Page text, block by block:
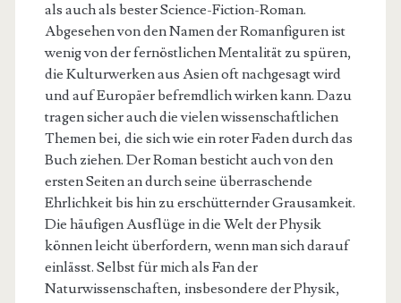
als auch als bester Science-Fiction-Roman.
Abgesehen von den Namen der Romanfiguren ist
wenig von der fernöstlichen Mentalität zu spüren,
die Kulturwerken aus Asien oft nachgesagt wird
und auf Europäer befremdlich wirken kann. Dazu
tragen sicher auch die vielen wissenschaftlichen
Themen bei, die sich wie ein roter Faden durch das
Buch ziehen. Der Roman besticht auch von den
ersten Seiten an durch seine überraschende
Ehrlichkeit bis hin zu erschütternder Grausamkeit.
Die häufigen Ausflüge in die Welt der Physik
können leicht überfordern, wenn man sich darauf
einlässt. Selbst für mich als Fan der
Naturwissenschaften, insbesondere der Physik,